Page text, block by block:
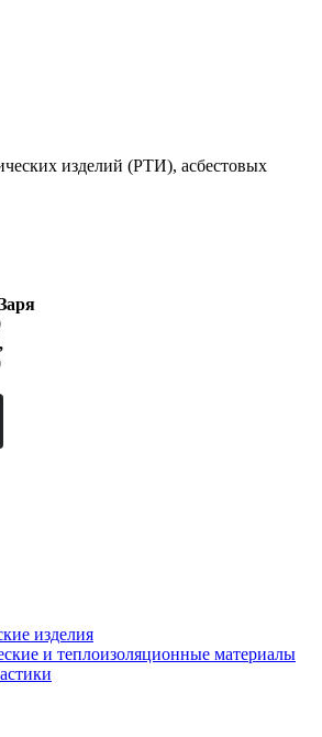
изделий (РТИ), асбестовых
изделия
и теплоизоляционные материалы